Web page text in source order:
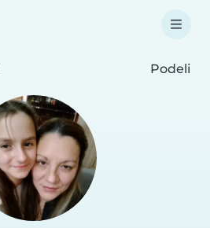
Podeli